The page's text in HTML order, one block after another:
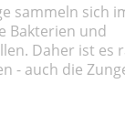
sammeln sich
Bakterien und
Daher ist es
- auch die